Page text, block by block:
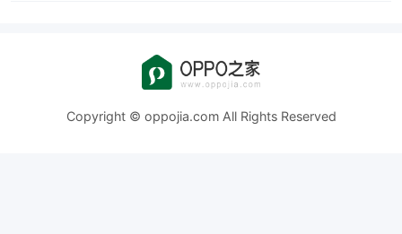
Copyright © oppojia.com All Rights Reserved